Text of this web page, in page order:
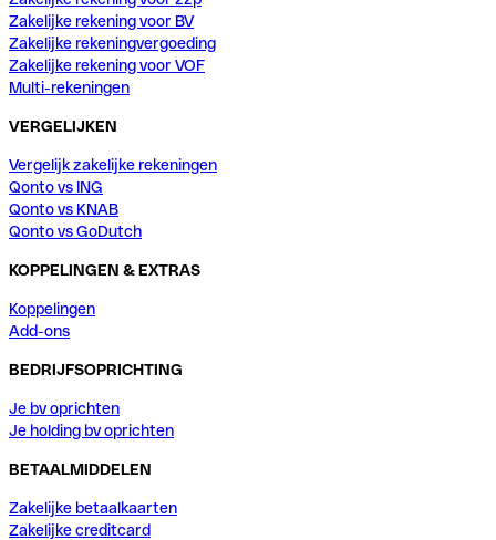
Zakelijke rekening voor BV
Zakelijke rekeningvergoeding
Zakelijke rekening voor VOF
Multi-rekeningen
VERGELIJKEN
Vergelijk zakelijke rekeningen
Qonto vs ING
Qonto vs KNAB
Qonto vs GoDutch
KOPPELINGEN & EXTRAS
Koppelingen
Add-ons
BEDRIJFSOPRICHTING
Je bv oprichten
Je holding bv oprichten
BETAALMIDDELEN
Zakelijke betaalkaarten
Zakelijke creditcard